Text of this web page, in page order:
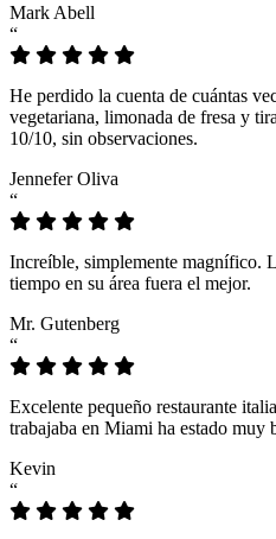
Mark Abell
“
He perdido la cuenta de cuántas
vegetariana, limonada de fresa y
10/10, sin observaciones.
Jennefer Oliva
“
Increíble, simplemente magnífico.
tiempo en su área fuera el mejor.
Mr. Gutenberg
“
Excelente pequeño restaurante
trabajaba en Miami ha estado muy
Kevin
“